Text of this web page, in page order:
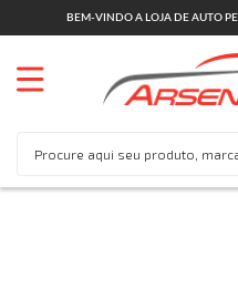
BEM-VINDO A LOJA DE AUTO